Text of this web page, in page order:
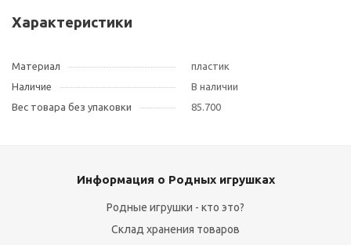
Характеристики
Материал
пластик
Наличие
В наличии
Вес товара без упаковки
85.700
Информация о Родных игрушках
Родные игрушки - кто это?
Склад хранения товаров